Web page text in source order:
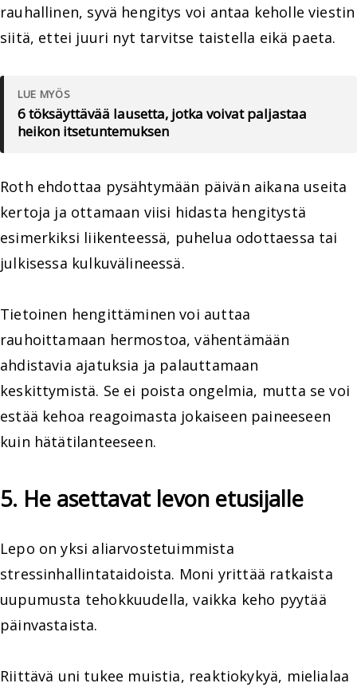
rauhallinen, syvä hengitys voi antaa keholle viestin
siitä, ettei juuri nyt tarvitse taistella eikä paeta.
LUE MYÖS
6 töksäyttävää lausetta, jotka voivat paljastaa
heikon itsetuntemuksen
Roth ehdottaa pysähtymään päivän aikana useita
kertoja ja ottamaan viisi hidasta hengitystä
esimerkiksi liikenteessä, puhelua odottaessa tai
julkisessa kulkuvälineessä.
Tietoinen hengittäminen voi auttaa
rauhoittamaan hermostoa, vähentämään
ahdistavia ajatuksia ja palauttamaan
keskittymistä. Se ei poista ongelmia, mutta se voi
estää kehoa reagoimasta jokaiseen paineeseen
kuin hätätilanteeseen.
5. He asettavat levon etusijalle
Lepo on yksi aliarvostetuimmista
stressinhallintataidoista. Moni yrittää ratkaista
uupumusta tehokkuudella, vaikka keho pyytää
päinvastaista.
Riittävä uni tukee muistia, reaktiokykyä, mielialaa